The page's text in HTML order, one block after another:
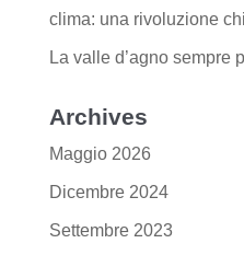
clima: una rivoluzione
La valle d’agno sempre
Archives
Maggio 2026
Dicembre 2024
Settembre 2023